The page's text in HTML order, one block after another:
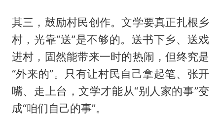
其三，鼓励村民创作。文学要真正扎根乡
村，光靠“送”是不够的。送书下乡、送戏
进村，固然能带来一时的热闹，但终究是
“外来的”。只有让村民自己拿起笔、张开
嘴、走上台，文学才能从“别人家的事”变
成“咱们自己的事”。